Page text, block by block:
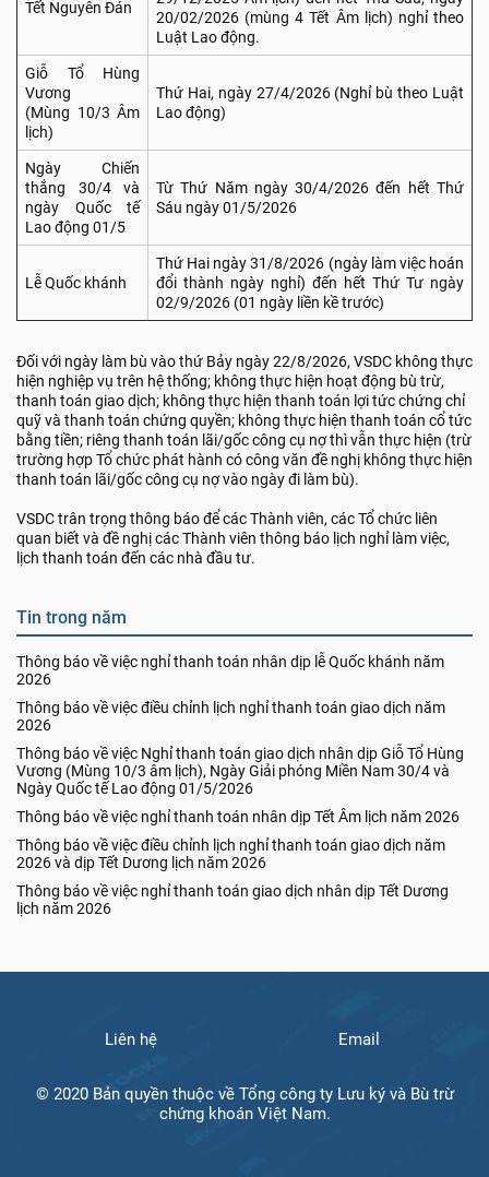
Tết Nguyên Đán
20/02/2026 (mùng 4 Tết Âm lịch) nghỉ theo
Luật Lao động.
Giỗ Tổ Hùng
Vương
(Mùng 10/3 Âm
lịch)
Thứ Hai, ngày 27/4/2026 (Nghỉ bù theo Luật
Lao động)
Ngày Chiến
thắng 30/4 và
ngày Quốc tế
Lao động 01/5
Từ Thứ Năm ngày 30/4/2026 đến hết Thứ
Sáu ngày 01/5/2026
Lễ Quốc khánh
Thứ Hai ngày 31/8/2026 (ngày làm việc hoán
đổi thành ngày nghỉ) đến hết Thứ Tư ngày
02/9/2026 (01 ngày liền kề trước)
Đối với ngày làm bù vào thứ Bảy ngày 22/8/2026, VSDC không thực
hiện nghiệp vụ trên hệ thống; không thực hiện hoạt động bù trừ,
thanh toán giao dịch; không thực hiện thanh toán lợi tức chứng chỉ
quỹ và thanh toán chứng quyền; không thực hiện thanh toán cổ tức
bằng tiền; riêng thanh toán lãi/gốc công cụ nợ thì vẫn thực hiện (trừ
trường hợp Tổ chức phát hành có công văn đề nghị không thực hiện
thanh toán lãi/gốc công cụ nợ vào ngày đi làm bù).
VSDC trân trọng thông báo để các Thành viên, các Tổ chức liên
quan biết và đề nghị các Thành viên thông báo lịch nghỉ làm việc,
lịch thanh toán đến các nhà đầu tư.
Tin trong năm
Thông báo về việc nghỉ thanh toán nhân dịp lễ Quốc khánh năm
2026
Thông báo về việc điều chỉnh lịch nghỉ thanh toán giao dịch năm
2026
Thông báo về việc Nghỉ thanh toán giao dịch nhân dịp Giỗ Tổ Hùng
Vương (Mùng 10/3 âm lịch), Ngày Giải phóng Miền Nam 30/4 và
Ngày Quốc tế Lao động 01/5/2026
Thông báo về việc nghỉ thanh toán nhân dịp Tết Âm lịch năm 2026
Thông báo về việc điều chỉnh lịch nghỉ thanh toán giao dịch năm
2026 và dịp Tết Dương lịch năm 2026
Thông báo về việc nghỉ thanh toán giao dịch nhân dịp Tết Dương
lịch năm 2026
Liên hệ Email
© 2020 Bản quyền thuộc về Tổng công ty Lưu ký và Bù trừ
chứng khoán Việt Nam.